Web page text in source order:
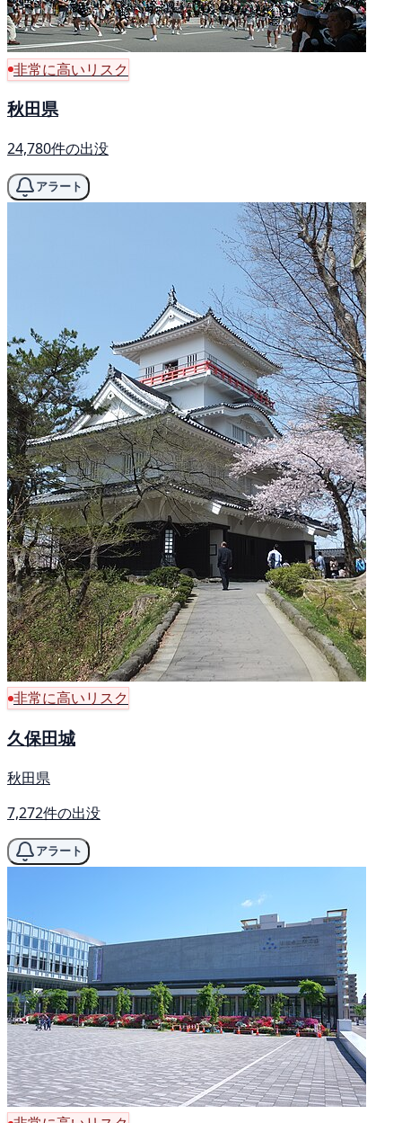
非常に高いリスク
秋田県
24,780件の出没
アラート
非常に高いリスク
久保田城
秋田県
7,272件の出没
アラート